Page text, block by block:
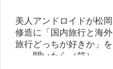
美人アンドロイドが松岡
修造に「国内旅行と海外
旅行どっちが好きか」を
聞いたら（笑）